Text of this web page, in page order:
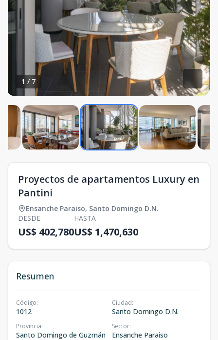
1 / 7
Proyectos de apartamentos Luxury en
Pantini
Ensanche Paraiso, Santo Domingo D.N.
DESDE
US$ 402,780
HASTA
US$ 1,470,630
Resumen
Código:
1012
Ciudad:
Santo Domingo D.N.
Provincia:
Santo Domingo de Guzmán
Sector:
Ensanche Paraiso